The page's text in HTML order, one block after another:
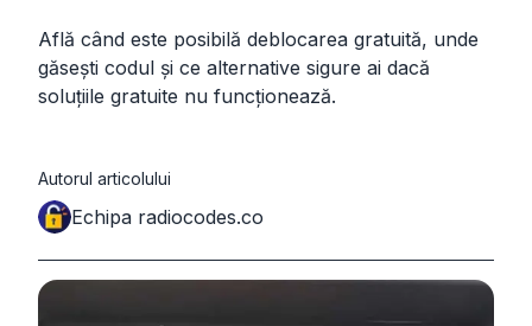
Află când este posibilă deblocarea gratuită, unde
găsești codul și ce alternative sigure ai dacă
soluțiile gratuite nu funcționează.
Autorul articolului
Echipa radiocodes.co